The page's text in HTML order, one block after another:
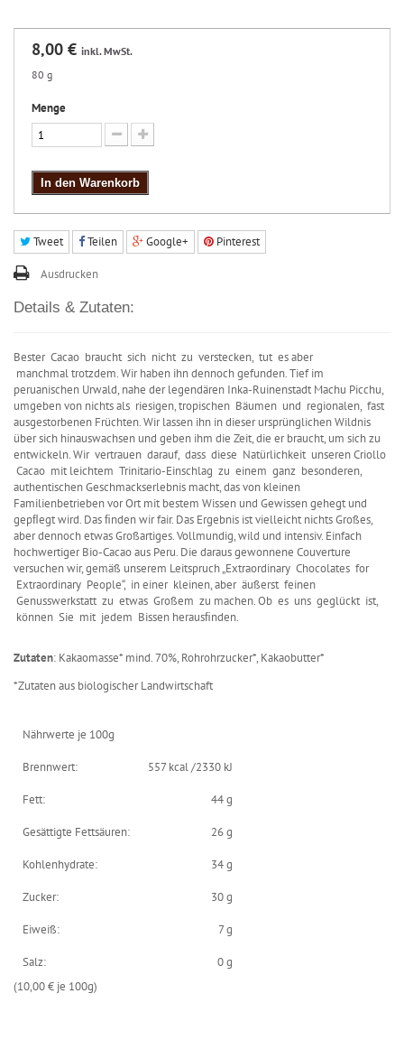
8,00 € inkl. MwSt.
80 g
Menge
In den Warenkorb
Tweet Teilen Google+ Pinterest
Ausdrucken
Details & Zutaten:
Bester Cacao braucht sich nicht zu verstecken, tut es aber
manchmal trotzdem. Wir haben ihn dennoch gefunden. Tief im
peruanischen Urwald, nahe der legendären Inka-Ruinenstadt Machu Picchu,
umgeben von nichts als riesigen, tropischen Bäumen und regionalen, fast
ausgestorbenen Früchten. Wir lassen ihn in dieser ursprünglichen Wildnis
über sich hinauswachsen und geben ihm die Zeit, die er braucht, um sich zu
entwickeln. Wir vertrauen darauf, dass diese Natürlichkeit unseren Criollo
Cacao mit leichtem Trinitario-Einschlag zu einem ganz besonderen,
authentischen Geschmackserlebnis macht, das von kleinen
Familienbetrieben vor Ort mit bestem Wissen und Gewissen gehegt und
gepﬂegt wird. Das ﬁnden wir fair. Das Ergebnis ist vielleicht nichts Großes,
aber dennoch etwas Großartiges. Vollmundig, wild und intensiv. Einfach
hochwertiger Bio-Cacao aus Peru. Die daraus gewonnene Couverture
versuchen wir, gemäß unserem Leitspruch „Extraordinary Chocolates for
Extraordinary People“, in einer kleinen, aber äußerst feinen
Genusswerkstatt zu etwas Großem zu machen. Ob es uns geglückt ist,
können Sie mit jedem Bissen herausﬁnden.
Zutaten: Kakaomasse* mind. 70%, Rohrohrzucker*, Kakaobutter*
*Zutaten aus biologischer Landwirtschaft
Nährwerte je 100g
Brennwert: 557 kcal /2330 kJ
Fett: 44 g
Gesättigte Fettsäuren: 26 g
Kohlenhydrate: 34 g
Zucker: 30 g
Eiweiß: 7 g
Salz:
0 g
(10,00 € je 100g)